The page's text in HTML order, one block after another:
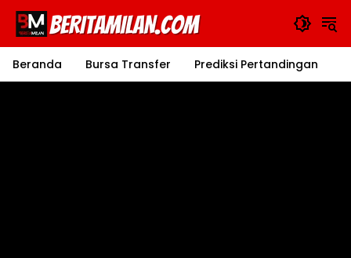
Langsung
konten
Beranda
Bursa Transfer Prediksi Pertandingan